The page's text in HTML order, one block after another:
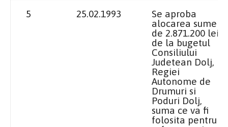
5 25.02.1993
Se aproba
alocarea sumei
de 2.871.200 lei
de la bugetul
Consiliului
Judetean Dolj,
Regiei
Autonome de
Drumuri si
Poduri Dolj,
suma ce va fi
folosita pentru